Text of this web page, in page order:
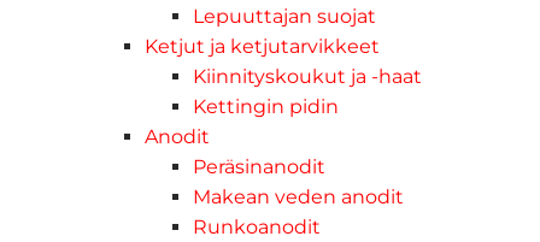
Lepuuttajan suojat
Ketjut ja ketjutarvikkeet
Kiinnityskoukut ja -haat
Kettingin pidin
Anodit
Peräsinanodit
Makean veden anodit
Runkoanodit